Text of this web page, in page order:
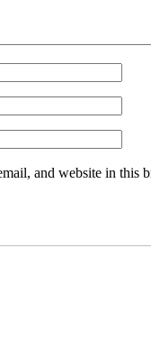
and website in this